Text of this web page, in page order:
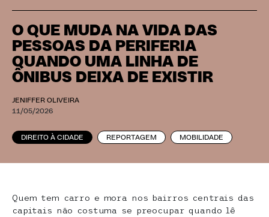
O QUE MUDA NA VIDA DAS
PESSOAS DA PERIFERIA
QUANDO UMA LINHA DE
ÔNIBUS DEIXA DE EXISTIR
JENIFFER OLIVEIRA
11/05/2026
DIREITO À CIDADE REPORTAGEM MOBILIDADE
Quem tem carro e mora nos bairros centrais das
capitais não costuma se preocupar quando lê